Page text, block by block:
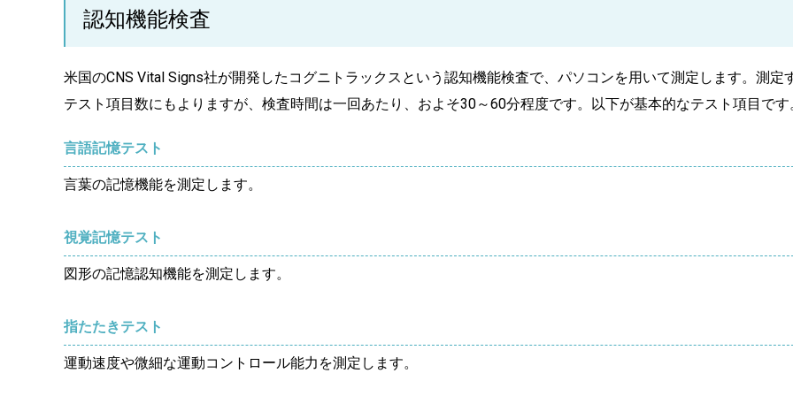
認知機能検査
米国のCNS Vital Signs社が開発したコグニトラックスという認知機能検査で、パソコンを用いて測定します。測定
テスト項目数にもよりますが、検査時間は一回あたり、およそ30～60分程度です。以下が基本的なテスト項目です
言語記憶テスト
言葉の記憶機能を測定します。
視覚記憶テスト
図形の記憶認知機能を測定します。
指たたきテスト
運動速度や微細な運動コントロール能力を測定します。